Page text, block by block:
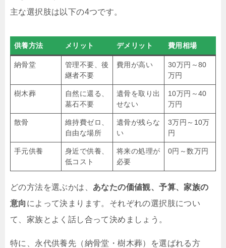
主な選択肢は以下の4つです。
供養方法 メリット デメリット 費用相場
納骨堂
管理不要、後
継者不要
費用が高い
30万円～80
万円
樹木葬
自然に還る、
墓石不要
遺骨を取り出
せない
10万円～40
万円
散骨
維持費ゼロ、
自由な場所
遺骨が残らな
い
3万円～10万
円
手元供養
身近で供養、
低コスト
将来の処理が
必要
0円～数万円
どの方法を選ぶかは、 あなたの価値観、予算、家族の
意向 によって決まります。それぞれの選択肢につい
て、家族とよく話し合って決めましょう。
特に、永代供養先（納骨堂・樹木葬）を選ばれる方